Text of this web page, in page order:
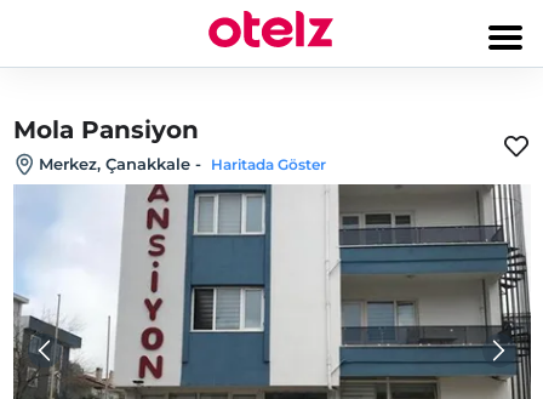
Mola Pansiyon
Merkez‎, Çanakkale - Haritada Göster